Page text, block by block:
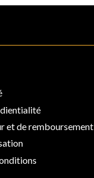
et de remboursement